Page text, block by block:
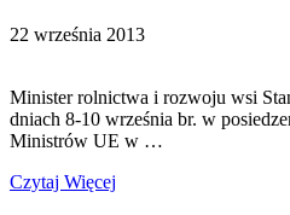
22 września 2013
Minister rolnictwa i rozwoju wsi
dniach 8-10 września br. w
Ministrów UE w …
Czytaj Więcej